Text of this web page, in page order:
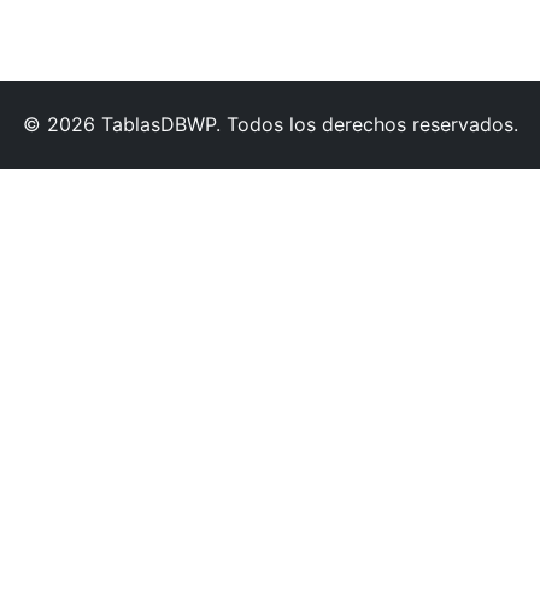
© 2026 TablasDBWP. Todos los derechos reservados.